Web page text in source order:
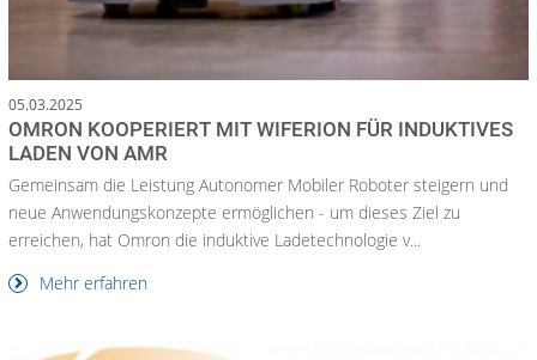
05.03.2025
OMRON KOOPERIERT MIT WIFERION FÜR INDUKTIVES
LADEN VON AMR
Gemeinsam die Leistung Autonomer Mobiler Roboter steigern und
neue Anwendungskonzepte ermöglichen - um dieses Ziel zu
erreichen, hat Omron die induktive Ladetechnologie v...
Mehr erfahren